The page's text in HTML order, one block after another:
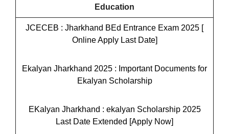
Education
JCECEB : Jharkhand BEd Entrance Exam 2025 [
Online Apply Last Date]
Ekalyan Jharkhand 2025 : Important Documents for
Ekalyan Scholarship
EKalyan Jharkhand : ekalyan Scholarship 2025
Last Date Extended [Apply Now]